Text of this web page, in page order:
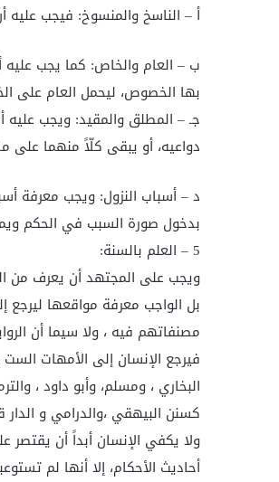
أ – الناسخ والمنسوخ: فيجب عليه
ب – العام والخاص: كما يجب عليه
بها الخصوص، ليحمل العام على
جـ – المطلق والمقيد: ويجب عليه
دواعيه، أو يبقى كلّاً منهما على
د – أسباب النزول: ويجب معرفة
بدخول صورة السبب في الحكم
5 – العلم بالسنة:
ويجب على المجتهد أن يعرف من
بل الواجب معرفة مواقعها
مصنفاتهم فيه ، ولا سيما أن
فيرجع الإنسان إلى الأمهات
البخاري ، ومسلم، وأبو داود ،
كسنن البيهقي ،والدرامي و
ولا يكفي الإنسان أبداً أن
أحاديث الأحكام، إلا أنها لم